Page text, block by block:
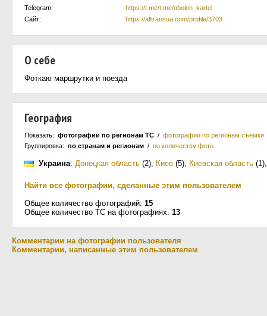
Telegram:
https://t.me/t.me/obolon_kartel
Сайт:
https://alltransua.com/profile/3703
О себе
Фоткаю маршрутки и поезда
География
Показать: фотографии по регионам ТС / фотографии по регионам съёмки
Группировка: по странам и регионам / по количеству фото
Украина: Донецкая область (2), Киев (5), Киевская область (1),
Найти все фотографии, сделанные этим пользователем
Общее количество фотографий: 15
Общее количество ТС на фотографиях: 13
Комментарии на фотографии пользователя
Комментарии, написанные этим пользователем